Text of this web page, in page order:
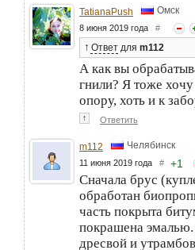
TatianaPush Омск
8 июня 2019 года #
↑ Ответ для m112
А как вы
гнили? Я тоже хочу
опору, хоть и к
↑ Ответить
m112 Челябинск
11 июня 2019 года # +1
Сначала брус
обработан
часть покрыта
покрашена эмалью.
дресвой и